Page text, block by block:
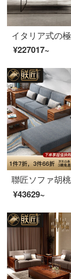
¥227017~
¥43629~